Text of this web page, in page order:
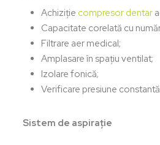
Achiziție compresor dentar
Capacitate corelată cu
Filtrare aer medical;
Amplasare în spațiu ventilat;
Izolare fonică;
Verificare presiune
Sistem de aspirație